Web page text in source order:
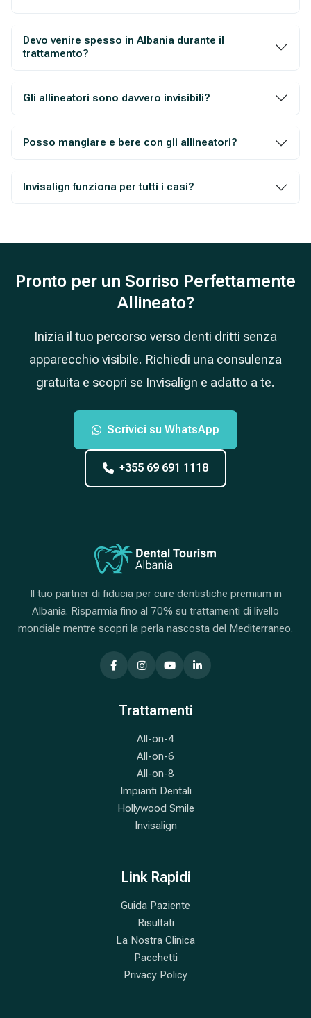
Devo venire spesso in Albania durante il
trattamento?
Gli allineatori sono davvero invisibili?
Posso mangiare e bere con gli allineatori?
Invisalign funziona per tutti i casi?
Pronto per un Sorriso Perfettamente
Allineato?
Inizia il tuo percorso verso denti dritti senza
apparecchio visibile. Richiedi una consulenza
gratuita e scopri se Invisalign e adatto a te.
Scrivici su WhatsApp
+355 69 691 1118
Il tuo partner di fiducia per cure dentistiche premium in
Albania. Risparmia fino al 70% su trattamenti di livello
mondiale mentre scopri la perla nascosta del Mediterraneo.
Trattamenti
All-on-4
All-on-6
All-on-8
Impianti Dentali
Hollywood Smile
Invisalign
Link Rapidi
Guida Paziente
Risultati
La Nostra Clinica
Pacchetti
Privacy Policy